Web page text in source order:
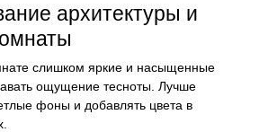
архитектуры и
слишком яркие и насыщенные
ощущение тесноты. Лучше
фоны и добавлять цвета в